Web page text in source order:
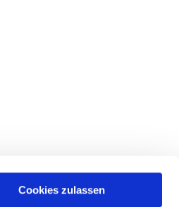
Cookies zulassen